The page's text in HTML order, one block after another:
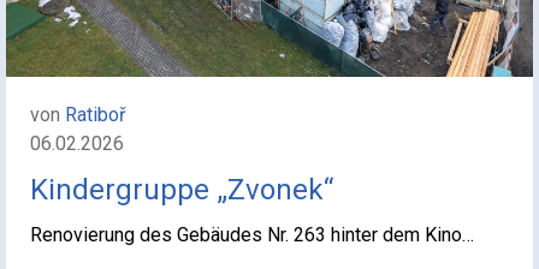
von Ratiboř
06.02.2026
Kindergruppe „Zvonek“
Renovierung des Gebäudes Nr. 263 hinter dem Kino…